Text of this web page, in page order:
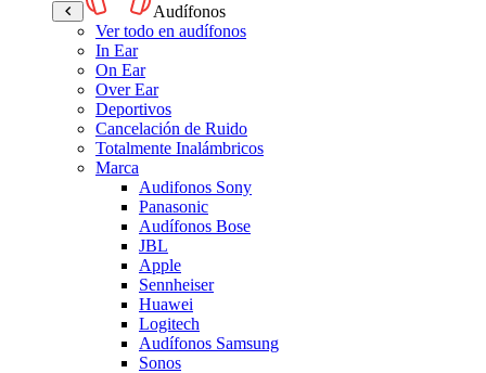
Audífonos
Ver todo en audífonos
In Ear
On Ear
Over Ear
Deportivos
Cancelación de Ruido
Totalmente Inalámbricos
Marca
Audifonos Sony
Panasonic
Audífonos Bose
JBL
Apple
Sennheiser
Huawei
Logitech
Audífonos Samsung
Sonos